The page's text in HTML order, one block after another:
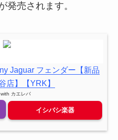
発売されます。
Jaguar フェンダー【新品
店】【YRK】
カエレバ
イシバシ楽器